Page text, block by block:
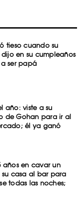
tieso cuando su
en su cumpleaños
ser papá
año: viste a su
de Gohan para ir al
él ya ganó
años en cavar un
su casa al bar para
todas las noches;